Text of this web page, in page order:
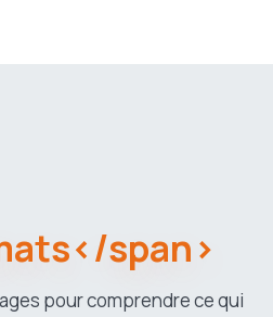
span>
pour comprendre ce qui